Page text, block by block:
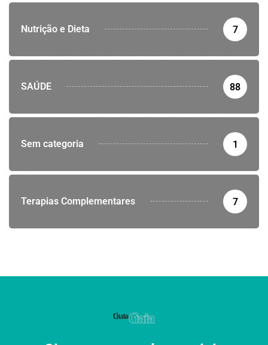
Nutrição e Dieta 7
SAÚDE 88
Sem categoria 1
Terapias Complementares 7